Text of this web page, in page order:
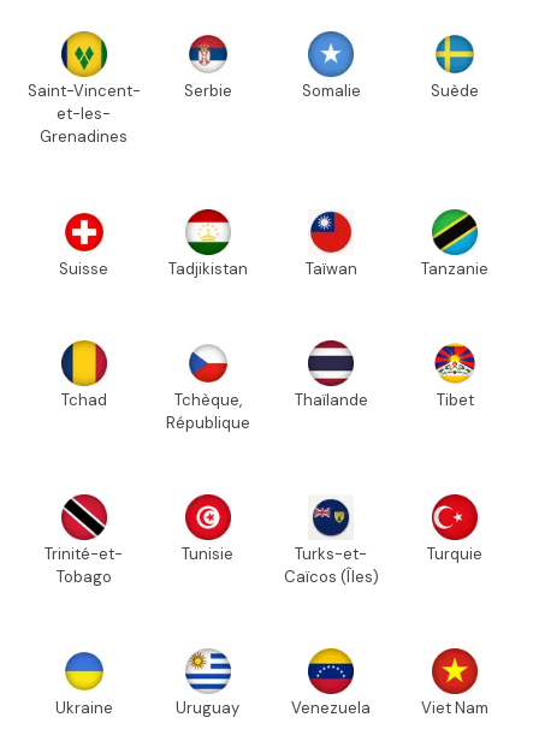
Saint-Vincent-
et-les-
Grenadines
Serbie Somalie Suède
Suisse Tadjikistan Taïwan Tanzanie
Tchad
Tchèque,
République
Thaïlande Tibet
Trinité-et-
Tobago
Tunisie
Turks-et-
Caïcos (Îles)
Turquie
Ukraine Uruguay Venezuela Viet Nam